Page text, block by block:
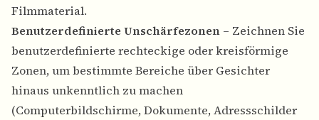
Filmmaterial.
Benutzerdefinierte Unschärfezonen – Zeichnen Sie
benutzerdefinierte rechteckige oder kreisförmige
Zonen, um bestimmte Bereiche über Gesichter
hinaus unkenntlich zu machen
(Computerbildschirme, Dokumente, Adressschilder